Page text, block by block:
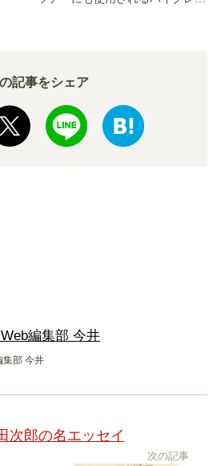
記事をシェア
編集部 今井
集部 今井
次郎の名エッセイ
次の記事